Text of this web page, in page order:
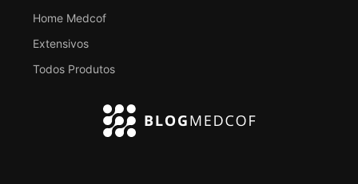
Home Medcof
Extensivos
Todos Produtos